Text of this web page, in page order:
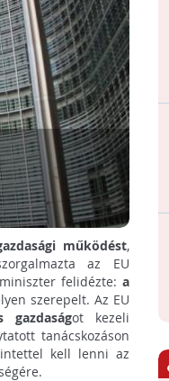
működést,
az EU
felidézte: a
szerepelt. Az EU
gazdaságot kezeli
tanácskozáson
kell lenni az